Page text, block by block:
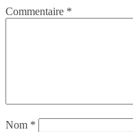
Commentaire *
Nom *